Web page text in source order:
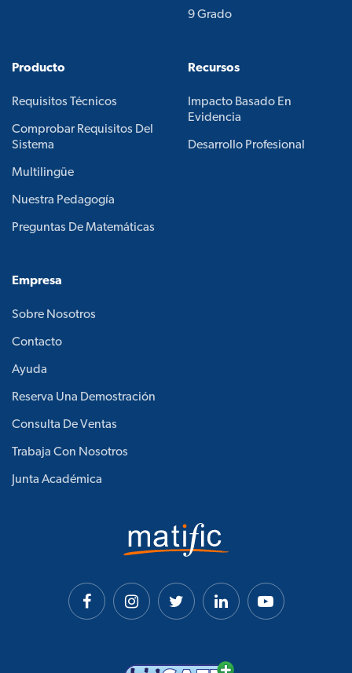
9 Grado
Producto
Requisitos Técnicos
Comprobar Requisitos Del
Sistema
Multilingüe
Nuestra Pedagogía
Preguntas De Matemáticas
Recursos
Impacto Basado En
Evidencia
Desarrollo Profesional
Empresa
Sobre Nosotros
Contacto
Ayuda
Reserva Una Demostración
Consulta De Ventas
Trabaja Con Nosotros
Junta Académica